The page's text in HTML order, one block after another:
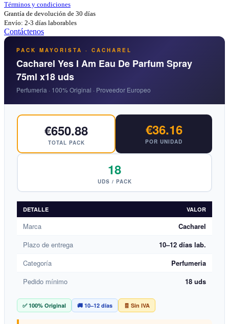
Términos y condiciones
Grantía de devolución de 30 días
Envío: 2-3 días laborables
Contáctenos
PACK MAYORISTA · CACHAREL
Cacharel Yes I Am Eau De Parfum Spray
75ml x18 uds
Perfumeria · 100% Original · Proveedor Europeo
€650.88
TOTAL PACK
€36.16
POR UNIDAD
18
UDS / PACK
DETALLE VALOR
Marca
Cacharel
Plazo de entrega
10–12 días lab.
Categoría
Perfumeria
Pedido mínimo
18 uds
✅ 100% Original 🚚 10–12 días 🧾 Sin IVA